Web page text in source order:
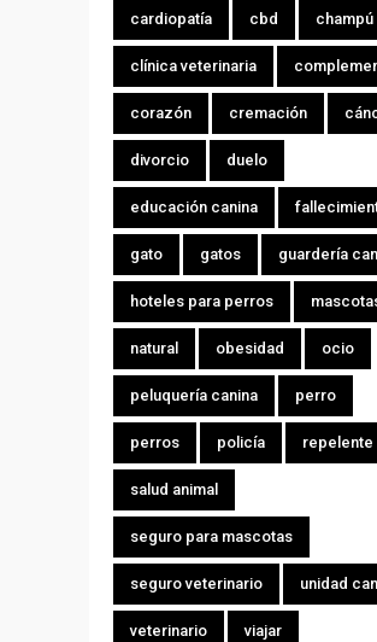
cardiopatía cbd champú
clínica veterinaria
corazón cremación
divorcio duelo
educación canina
gato gatos guardería
hoteles para perros
natural obesidad ocio
peluquería canina perro
perros policía repelente
salud animal
seguro para mascotas
seguro veterinario unidad
veterinario viajar